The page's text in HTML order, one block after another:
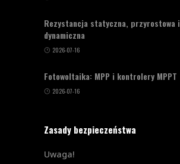
Rezystancja statyczna, przyrostowa i
dynamiczna
2026-07-16
Fotowoltaika: MPP i kontrolery MPPT
2026-07-16
Zasady bezpieczeństwa
Uwaga!